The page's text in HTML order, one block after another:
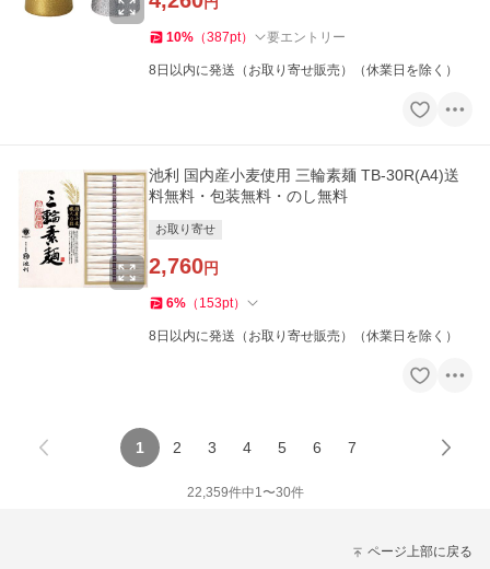
10% （387pt） 要エントリー
8日以内に発送（お取り寄せ販売）（休業日を除く）
池利 国内産小麦使用 三輪素麺 TB-30R(A4)送
料無料・包装無料・のし無料
お取り寄せ
2,760円
6% （ 153pt）
8日以内に発送（お取り寄せ販売）（休業日を除く）
1 2 3 4 5 6 7
22,359件中1〜30件
ページ上部に戻る